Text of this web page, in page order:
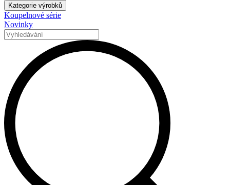
Kategorie výrobků
Koupelnové série
Novinky